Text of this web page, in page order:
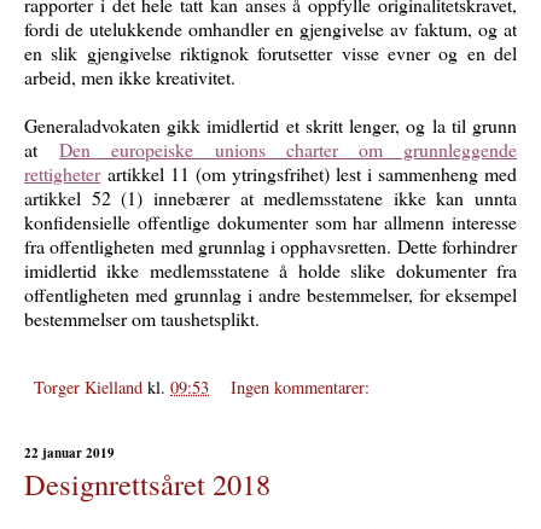
fordi de utelukkende omhandler en gjengivelse av faktum, og at
en slik gjengivelse riktignok forutsetter visse evner og en del
arbeid, men ikke kreativitet.
Generaladvokaten gikk imidlertid et skritt lenger, og la til grunn
atDen europeiske unions charter om grunnleggende
rettigheter artikkel 11 (om ytringsfrihet) lest i sammenheng med
artikkel 52 (1) innebærer at medlemsstatene ikke kan unnta
konfidensielle offentlige dokumenter som har allmenn interesse
fra offentligheten med grunnlag i opphavsretten. Dette forhindrer
imidlertid ikke medlemsstatene å holde slike dokumenter fra
offentligheten med grunnlag i andre bestemmelser, for eksempel
bestemmelser om taushetsplikt.
Torger Kielland kl. 09:53 Ingen kommentarer:
22 januar 2019
Designrettsåret 2018